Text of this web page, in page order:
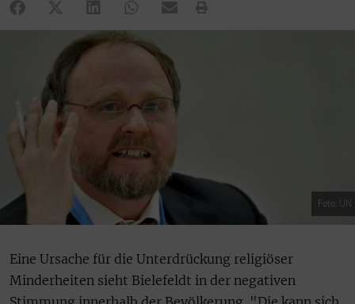
Foto: UN
Eine Ursache für die Unterdrückung religiöser
Minderheiten sieht Bielefeldt in der negativen